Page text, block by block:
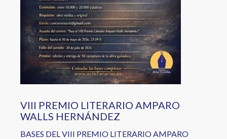
VIII PREMIO LITERARIO AMPARO
WALLS HERNÁNDEZ
BASES DEL VIII PREMIO LITERARIO AMPARO